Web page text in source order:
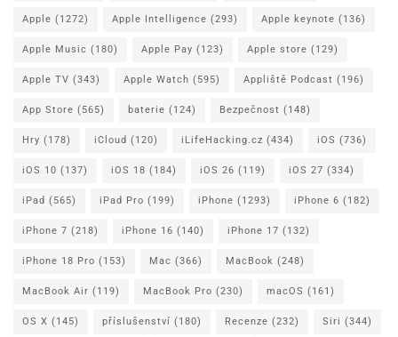
Apple (1272) Apple Intelligence (293) Apple keynote (136)
Apple Music (180) Apple Pay (123) Apple store (129)
Apple TV (343) Apple Watch (595) Appliště Podcast (196)
App Store (565) baterie (124) Bezpečnost (148)
Hry (178) iCloud (120) iLifeHacking.cz (434) iOS (736)
iOS 10 (137) iOS 18 (184) iOS 26 (119) iOS 27 (334)
iPad (565) iPad Pro (199) iPhone (1293) iPhone 6 (182)
iPhone 7 (218) iPhone 16 (140) iPhone 17 (132)
iPhone 18 Pro (153) Mac (366) MacBook (248)
MacBook Air (119) MacBook Pro (230) macOS (161)
OS X (145) příslušenství (180) Recenze (232) Siri (344)